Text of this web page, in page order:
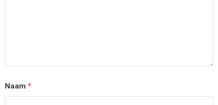
Naam *